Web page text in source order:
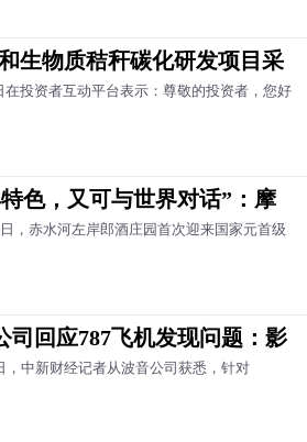
生物质秸秆碳化研发项目采
在投资者互动平台表示：尊敬的投资者，您好
色，又可与世界对话”：摩
，赤水河左岸郎酒庄园首次迎来国家元首级
司回应787飞机发现问题：影
，中新财经记者从波音公司获悉，针对